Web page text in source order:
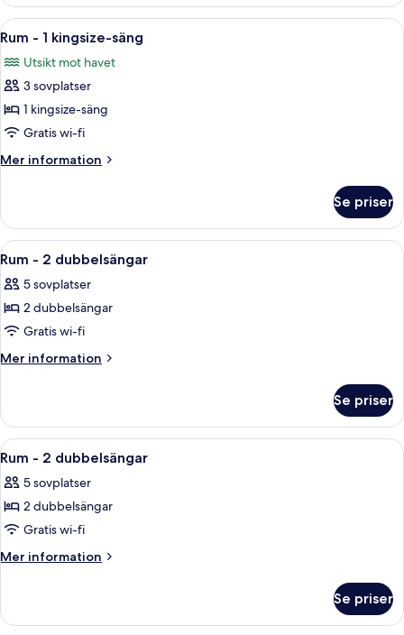
flera
sängar
Öppna
alla
foton
för
Rum
-
1
kingsize-
Ett rum med en trästol och pallar,
7
Rum - 1 kingsize-säng
Utsikt mot havet
3 sovplatser
1 kingsize-säng
Gratis wi-fi
Mer information
Mer
-
kingsize-
Se priser
Öppna
alla
foton
för
Rum
-
Ett hotellrum med två sängar, ett
5
Rum - 2 dubbelsängar
5 sovplatser
2 dubbelsängar
Gratis wi-fi
Mer information
Mer
-
dubbelsängar
Se priser
Öppna
alla
foton
för
Rum
-
Ett hotellrum med två sängar, ett
5
Rum - 2 dubbelsängar
5 sovplatser
2 dubbelsängar
Gratis wi-fi
Mer information
Mer
-
Se priser